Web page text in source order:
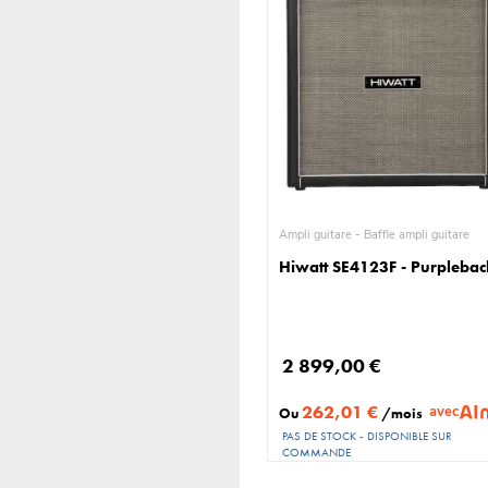
Ampli guitare - Baffle ampli guitare
Hiwatt SE4123F -
2 899,00 €
Ou262,01 € /mois avec
PAS DE STOCK - DISPONIBLE SUR
COMMANDE